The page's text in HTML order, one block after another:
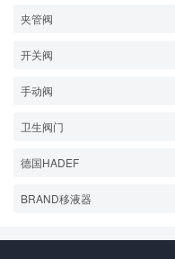
夹管阀
开关阀
手动阀
卫生阀门
德国HADEF
BRAND移液器